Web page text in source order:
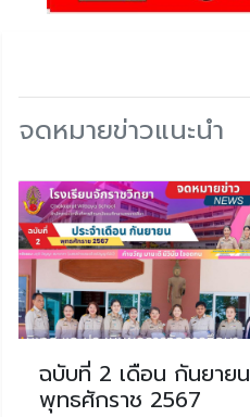
จดหมายข่าวแนะนำ
ฉบับที่ 2 เดือน กันยายน
พุทธศักราช 2567